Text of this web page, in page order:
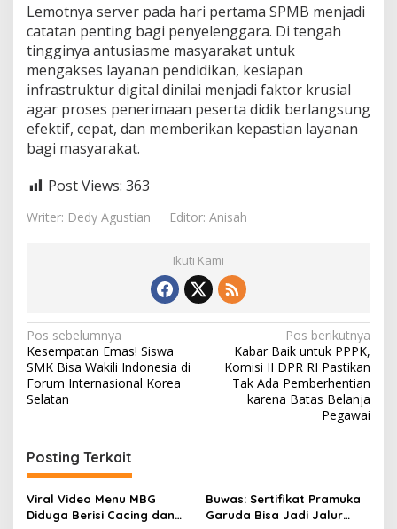
Lemotnya server pada hari pertama SPMB menjadi
catatan penting bagi penyelenggara. Di tengah
tingginya antusiasme masyarakat untuk
mengakses layanan pendidikan, kesiapan
infrastruktur digital dinilai menjadi faktor krusial
agar proses penerimaan peserta didik berlangsung
efektif, cepat, dan memberikan kepastian layanan
bagi masyarakat.
Post Views: 363
Writer: Dedy Agustian Editor: Anisah
Ikuti Kami
N
a
v
i
a
s
i
Pos sebelumnya
Kesempatan Emas! Siswa
SMK Bisa Wakili Indonesia di
Forum Internasional Korea
Selatan
Pos berikutnya
Kabar Baik untuk PPPK,
Komisi II DPR RI Pastikan
Tak Ada Pemberhentian
karena Batas Belanja
Pegawai
Posting Terkait
Viral Video Menu MBG
Diduga Berisi Cacing dan
Buwas: Sertifikat Pramuka
Garuda Bisa Jadi Jalur